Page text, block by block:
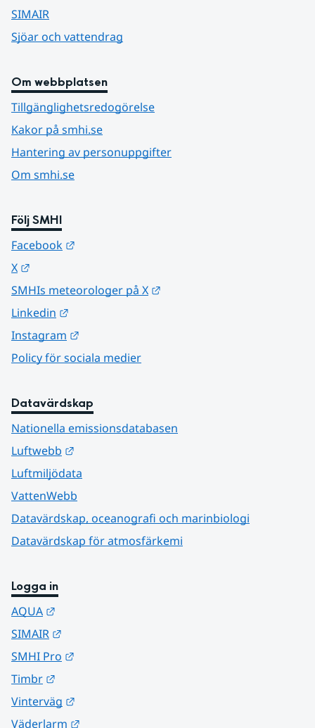
SIMAIR
Sjöar och vattendrag
Om webbplatsen
Tillgänglighetsredogörelse
Kakor på smhi.se
Hantering av personuppgifter
Om smhi.se
Följ SMHI
Facebook
X
SMHIs meteorologer på X
Linkedin
Instagram
Policy för sociala medier
Datavärdskap
Nationella emissionsdatabasen
Luftwebb
Luftmiljödata
VattenWebb
Datavärdskap, oceanografi och marinbiologi
Datavärdskap för atmosfärkemi
Logga in
AQUA
SIMAIR
SMHI Pro
Timbr
Vinterväg
Väderlarm